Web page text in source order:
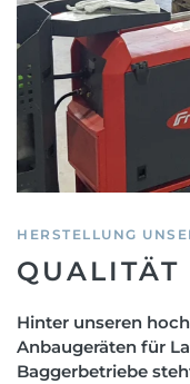
HERSTELLUNG
QUALITÄT
Hinter unseren
Anbaugeräten für
Baggerbetriebe